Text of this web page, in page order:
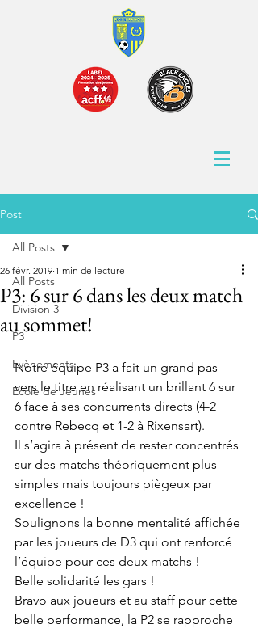
Post
All Posts
Division 3
P3
Evènements
Ecole de Jeunes
All Posts
P3: 6 sur 6 dans les deux match
au sommet!
26 févr. 2019 1 min de lecture
Notre équipe P3 a fait un grand pas
vers le titre en réalisant un brillant 6 sur
6 face à ses concurrents directs (4-2
contre Rebecq et 1-2 à Rixensart).
Il s’agira à présent de rester concentrés
sur des matchs théoriquement plus
simples mais toujours piègeux par
excellence !
Soulignons la bonne mentalité affichée
par les joueurs de D3 qui ont renforcé
l’équipe pour ces deux matchs !
Belle solidarité les gars !
Bravo aux joueurs et au staff pour cette
belle performance, la P2 se rapproche